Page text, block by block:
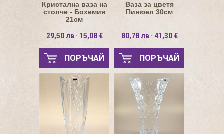
Кристална ваза на
столче - Бохемия
21см
29,50 лв · 15,08 €
ПОРЪЧАЙ
Ваза за цветя
Пинюел 30см
80,78 лв · 41,30 €
ПОРЪЧАЙ